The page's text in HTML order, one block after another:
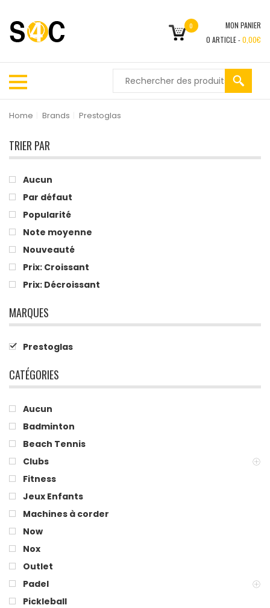
0
MON PANIER
0 ARTICLE -0,00€
Home Brands Prestoglas
TRIER PAR
Aucun
Par défaut
Popularité
Note moyenne
Nouveauté
Prix: Croissant
Prix: Décroissant
MARQUES
Prestoglas
CATÉGORIES
Aucun
Badminton
Beach Tennis
Clubs
Fitness
Jeux Enfants
Machines à corder
Now
Nox
Outlet
Padel
Pickleball